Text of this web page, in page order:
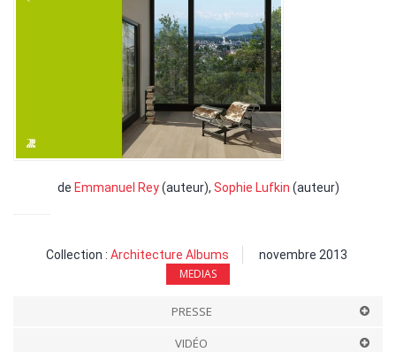
de Emmanuel Rey(auteur), Sophie Lufkin (auteur)
Collection : Architecture Albums novembre 2013
MEDIAS
PRESSE
VIDÉO